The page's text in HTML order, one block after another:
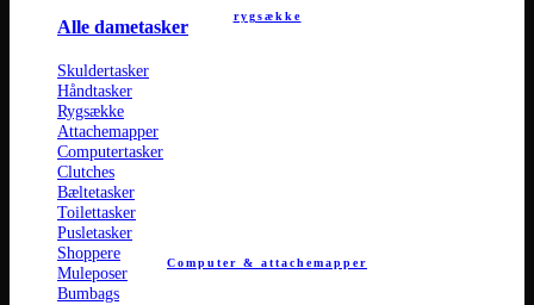
Alle dametasker
Skuldertasker
Håndtasker
Rygsække
Attachemapper
Computertasker
Clutches
Bæltetasker
Toilettasker
Pusletasker
Shoppere
Muleposer
Bumbags
rygsække
Computer & attachemapper